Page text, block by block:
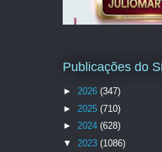
Publicações do
► 2026 (347)
► 2025 (710)
► 2024 (628)
▼ 2023 (1086)